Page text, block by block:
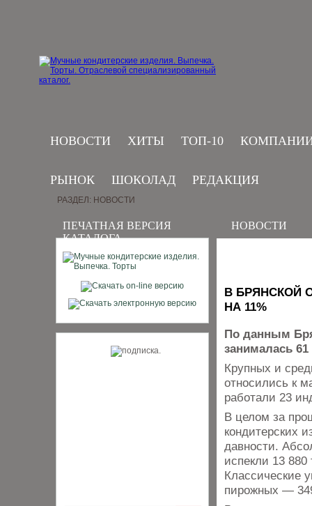
НОВОСТИ ХИТЫ ТОП-10
РЫНОК ШОКОЛАД РЕДАКЦИЯ
ПЕЧАТНАЯ ВЕРСИЯ
КАТАЛОГА
РАЗДЕЛ: НОВОСТИ
НОВОСТИ
В БРЯНСКОЙ
НА 11%
По данным
занималась 61
Крупных и
относились к
работали 23
В целом за
кондитерских
давности.
испекли 13
Классические
пирожных —